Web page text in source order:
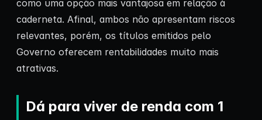
como uma opção mais vantajosa em relação à
caderneta. Afinal, ambos não apresentam riscos
relevantes, porém, os títulos emitidos pelo
Governo oferecem rentabilidades muito mais
atrativas.
Dá para viver de renda com 1